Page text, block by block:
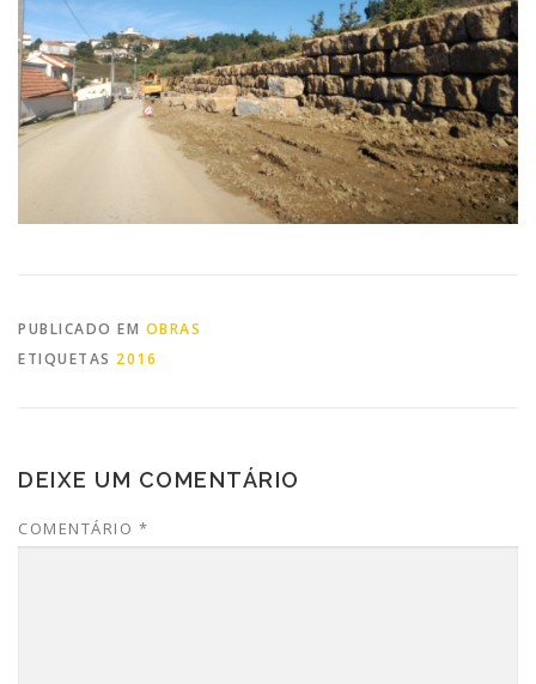
PUBLICADO EM OBRAS
ETIQUETAS 2016
DEIXE UM COMENTÁRIO
COMENTÁRIO *